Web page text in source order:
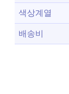
색상계열
배송비